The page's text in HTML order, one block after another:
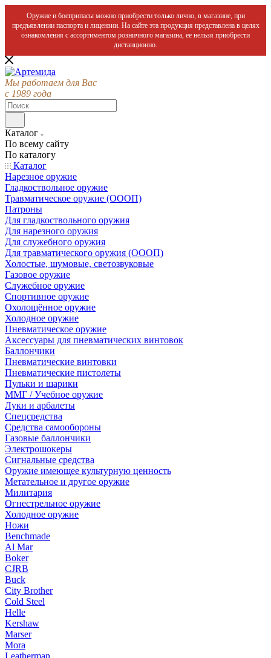
Оружие и боеприпасы можно приобрести только лично, в магазине, при
предъявлении паспорта и лицензии. На сайте эта продукция представлена в целях
ознакомления с ассортиментом розничного магазина, ее нельзя приобрести
дистанционно.
Мы работаем для Вас
с 1989 года
Каталог
По всему сайту
По каталогу
Каталог
Нарезное оружие
Гладкоствольное оружие
Травматическое оружие (ОООП)
Патроны
Для гладкоствольного оружия
Для нарезного оружия
Для служебного оружия
Для травматического оружия (ОООП)
Холостые, шумовые, светозвуковые
Газовое оружие
Служебное оружие
Спортивное оружие
Охолощённое оружие
Холодное оружие
Пневматическое оружие
Аксессуары для пневматических винтовок
Баллончики
Пневматические винтовки
Пневматические пистолеты
Пульки и шарики
ММГ / Учебное оружие
Луки и арбалеты
Спецсредства
Средства самообороны
Газовые баллончики
Электрошокеры
Сигнальные средства
Оружие имеющее культурную ценность
Метательное и другое оружие
Милитария
Огнестрельное оружие
Холодное оружие
Ножи
Benchmade
Al Mar
Boker
CJRB
Buck
City Brother
Cold Steel
Helle
Kershaw
Marser
Mora
Leatherman